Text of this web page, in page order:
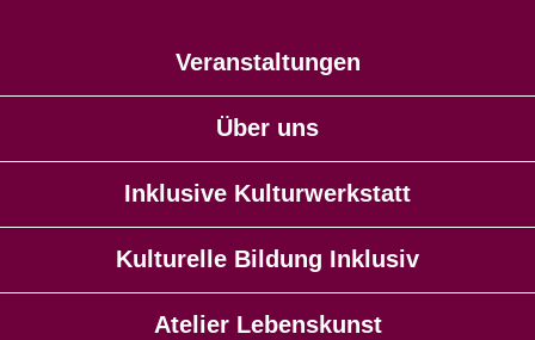
Veranstaltungen
Über uns
Inklusive Kulturwerkstatt
Kulturelle Bildung Inklusiv
Atelier Lebenskunst